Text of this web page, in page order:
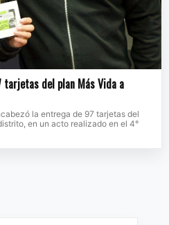
tarjetas del plan Más Vida a
la entrega de 97 tarjetas del
en un acto realizado en el 4°